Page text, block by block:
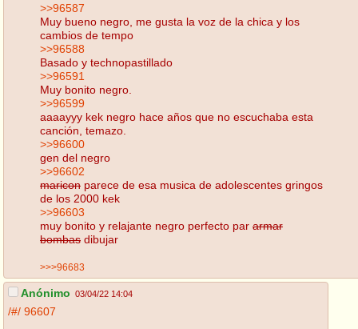
>>96587
Muy bueno negro, me gusta la voz de la chica y los
cambios de tempo
>>96588
Basado y technopastillado
>>96591
Muy bonito negro.
>>96599
aaaayyy kek negro hace años que no escuchaba esta
canción, temazo.
>>96600
gen del negro
>>96602
maricon parece de esa musica de adolescentes gringos
de los 2000 kek
>>96603
muy bonito y relajante negro perfecto par armar
bombas dibujar
>>>96683
Anónimo 03/04/22 14:04
/#/ 96607